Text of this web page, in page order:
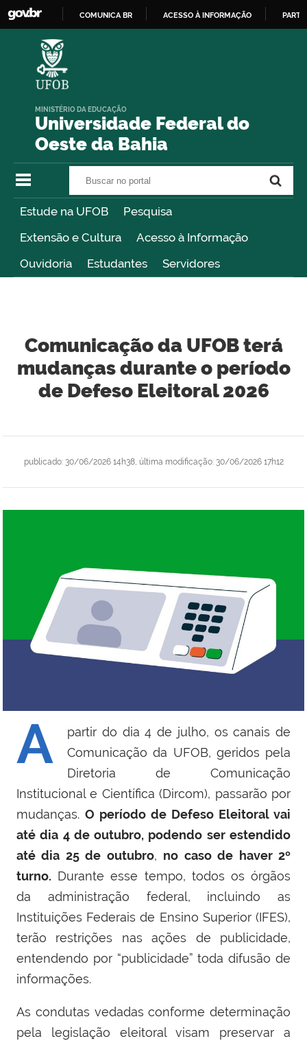
COMUNICA BR ACESSO À INFORMAÇÃO
Universidade Federal do
Oeste da Bahia
MINISTÉRIO DA EDUCAÇÃO
Estude na UFOB
Pesquisa
Extensão e Cultura
Acesso à Informação
Ouvidoria
Estudantes Servidores
Comunicação da UFOB terá
mudanças durante o período
de Defeso Eleitoral 2026
publicado: 30/06/2026 14h38, última modificação: 30/06/2026 17h12
A
partir do dia 4 de julho, os canais de
Comunicação da UFOB, geridos pela
Diretoria de Comunicação
Institucional e Científica (Dircom), passarão por
mudanças. O período de Defeso Eleitoral vai
até dia 4 de outubro, podendo ser estendido
até dia 25 de outubro, no caso de haver 2º
turno. Durante esse tempo, todos os órgãos
da administração federal, incluindo as
Instituições Federais de Ensino Superior (IFES),
terão restrições nas ações de publicidade,
entendendo por “publicidade” toda difusão de
informações.
As condutas vedadas conforme determinação
pela legislação eleitoral visam preservar a